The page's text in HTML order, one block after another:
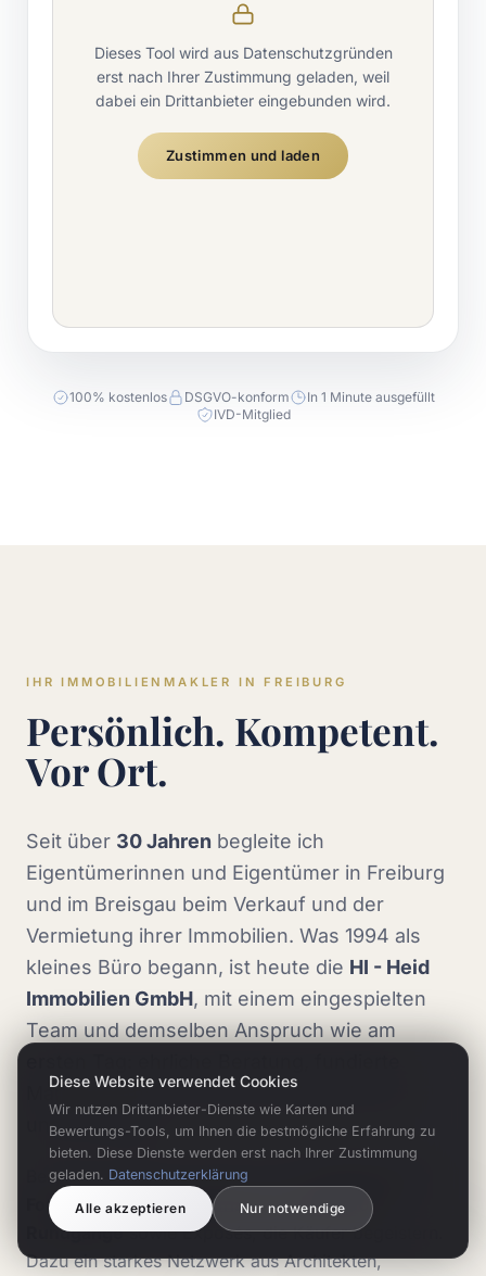
Dieses Tool wird aus Datenschutzgründen
erst nach Ihrer Zustimmung geladen, weil
dabei ein Drittanbieter eingebunden wird.
Zustimmen und laden
100% kostenlos DSGVO-konform
In 1 Minute ausgefüllt
IVD-Mitglied
IHR IMMOBILIENMAKLER IN FREIBURG
Persönlich. Kompetent.
Vor Ort.
Seit über 30 Jahren begleite ich
Eigentümerinnen und Eigentümer in Freiburg
und im Breisgau beim Verkauf und der
Vermietung ihrer Immobilien. Was 1994 als
kleines Büro begann, ist heute die HI - Heid
Immobilien GmbH, mit einem eingespielten
Team und demselben Anspruch wie am
Marktkenntnis und echte Leidenschaft für
unsere Region.
Bei jeder Immobilie setzen wir auf
Fotografie, Drohnenaufnahmen und 360°-
Rundgängesowie Exposés, die Käufer begeistern.
Dazu ein starkes Netzwerk aus Architekten,
Diese Website verwendet Cookies
Wir nutzen Drittanbieter-Dienste wie Karten und
Bewertungs-Tools, um Ihnen die bestmögliche Erfahrung zu
bieten. Diese Dienste werden erst nach Ihrer Zustimmung
geladen. Datenschutzerklärung
Alle akzeptieren Nur notwendige